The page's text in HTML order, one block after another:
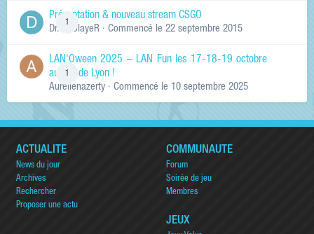
Présentation & nouveau stream CSGO
Dr.KinSlayeR · Commencé le 22 septembre 2015
LAN'Oween 2025 – LAN Fun les 17-18-19 octobre
au sud de Lyon !
Aurelienazerty · Commencé le 10 septembre 2025
ACTUALITÉ
News du jour
Archives
Rechercher
Proposer une actu
COMMUNAUTÉ
Forum
Soirée de jeu
Membres
JEUX